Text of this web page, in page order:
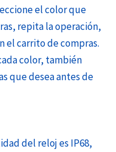
el color que
repita la operación,
el carrito de compras.
color, también
que desea antes de
del reloj es IP68,